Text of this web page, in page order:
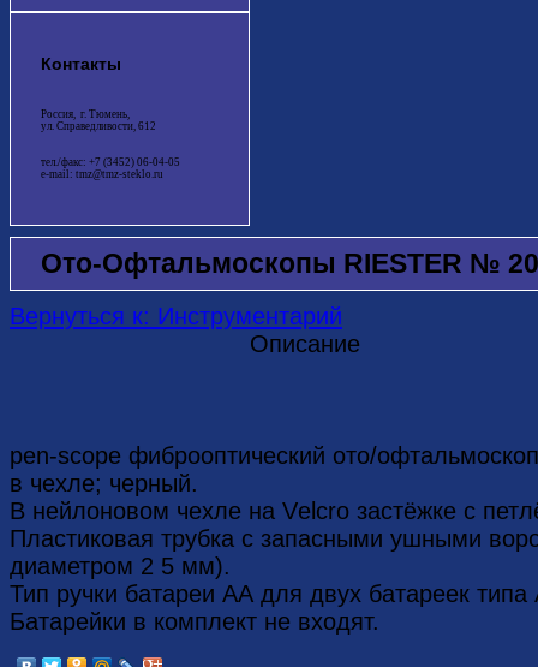
Контакты
Россия, г. Тюмень,
ул. Справедливости, 612
тел./факс: +7 (3452) 06-04-05
e-mail: tmz@tmz-steklo.ru
Ото-Офтальмоскопы RIESTER №
Вернуться к: Инструментарий
Описание
pen-scope фиброоптический ото/
в чехле; черный.
В нейлоновом чехле на Vеlcro застёжке с
Пластиковая трубка с запасными ушными
диаметром 2 5 мм).
Тип ручки батареи АА для двух батареек
Батарейки в комплект не входят.